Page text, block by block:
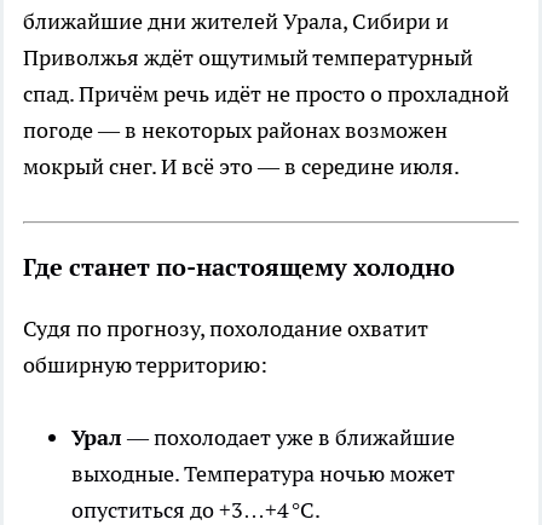
ближайшие дни жителей Урала, Сибири и
Приволжья ждёт ощутимый температурный
спад. Причём речь идёт не просто о прохладной
погоде — в некоторых районах возможен
мокрый снег. И всё это — в середине июля.
Где станет по-настоящему холодно
Судя по прогнозу, похолодание охватит
обширную территорию:
Урал— похолодает уже в ближайшие
выходные. Температура ночью может
опуститься до +3…+4 °C.